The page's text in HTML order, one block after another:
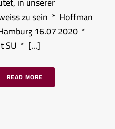
zu sein * Hoffman
16.07.2020 *
SU * [...]
READ MORE